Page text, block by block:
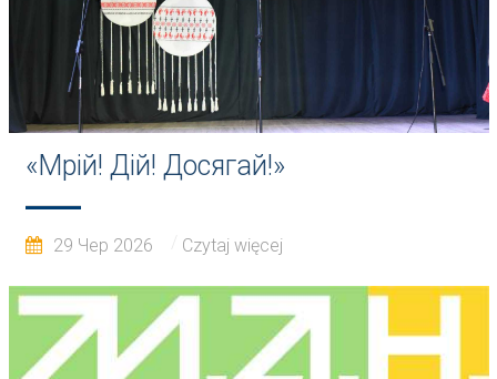
«Мрій! Дій! Досягай!»
29 Чер 2026 Czytaj więcej